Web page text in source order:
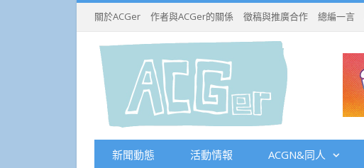
關於ACGer 作者與ACGer的關係 徵稿與推廣合作 總編一言
新聞動態 活動情報 ACGN&同人